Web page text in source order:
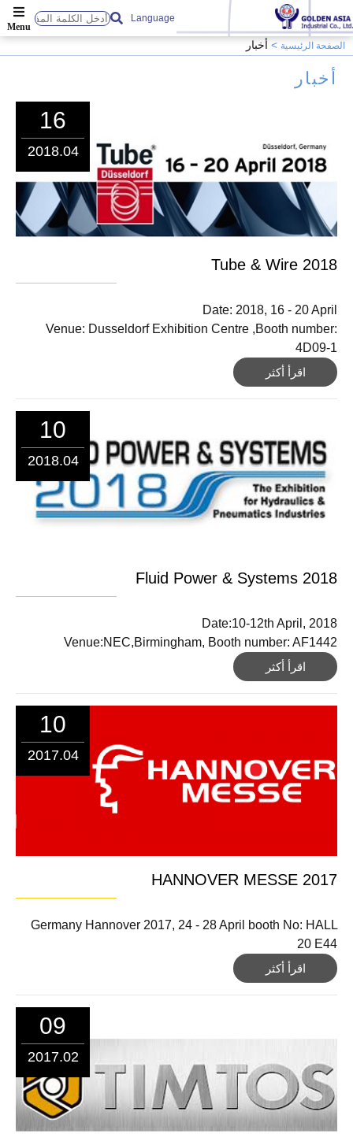
Language
الصفحة الرئيسية أخبار
أخبار
16
2018.04
2018 Tube & Wire
Date: 2018, 16 - 20 April
Venue: Dusseldorf Exhibition Centre ,Booth number:
4D09-1
اقرأ أكثر
10
2018.04
2018 Fluid Power & Systems
Date:10-12th April, 2018
Venue:NEC,Birmingham, Booth number: AF1442
اقرأ أكثر
10
2017.04
2017 HANNOVER MESSE
Germany Hannover 2017, 24 - 28 April booth No: HALL
20 E44
اقرأ أكثر
09
2017.02